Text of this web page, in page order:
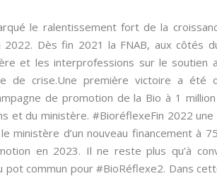
le ralentissement fort de la
2022. Dès fin 2021 la FNAB, aux côtés
et les interprofessions sur le soutien
de crise.Une première victoire a été
de promotion de la Bio à 1
et du ministère. #BioréflexeFin 2022
le ministère d’un nouveau financement à
en 2023. Il ne reste plus qu’à
commun pour #BioRéflexe2. Dans